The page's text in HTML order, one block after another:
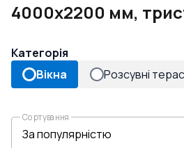
4000x2200 мм,
Категорія
Вікна
Розсувні
Сортування